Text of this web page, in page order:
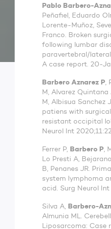
Pablo Barbero-
Peñafiel, Eduardo
Lorente-Muñoz,
Franco. Broken
following lumbar
paravertebral/
A case report. 20-
Barbero Aznarez P,
M, Alvarez
M, Albisua Sanchez
patiens with
resistant occipital
Neurol Int
Ferrer P, Barbero P,
Lo Presti A, Bejarano
B, Penanes JR.
system lymphoma
acid. Surg Neurol Int
Silva A, Barbero-
Almunia ML.
Liposarcoma: Case